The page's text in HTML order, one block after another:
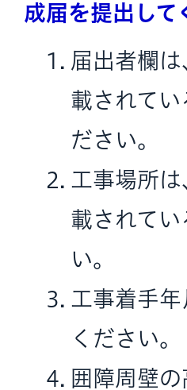
成届を提出して
届出者欄
載されて
ださい。
工事場所
載されて
い。
工事着手
ください。
囲障周壁